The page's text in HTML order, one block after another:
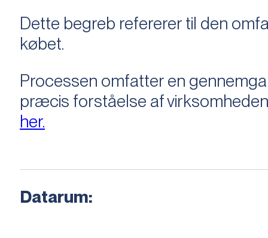
Dette begreb refererer til den
købet.
Processen omfatter en
præcis forståelse af
her.
Datarum: